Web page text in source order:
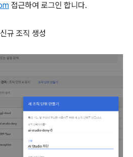
접근하여 로그인 합니다.
규 조직 생성